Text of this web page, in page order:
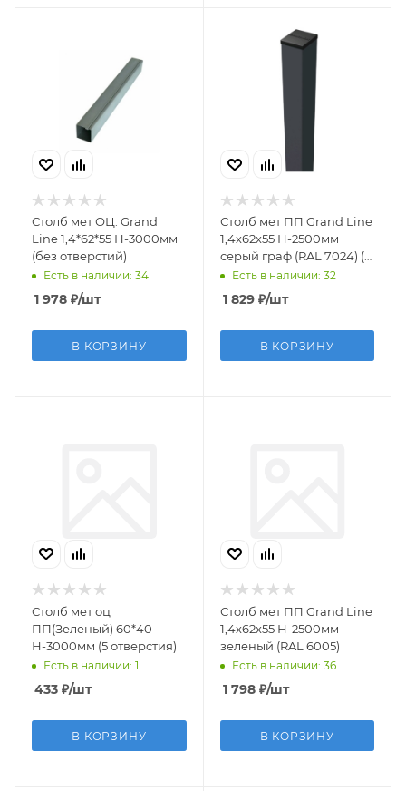
Столб мет ОЦ. Grand
Line 1,4*62*55 Н-3000мм
(без отверстий)
Есть в наличии: 34
1 978 ₽/шт
В КОРЗИНУ
Столб мет ПП Grand Line
1,4х62х55 Н-2500мм
серый граф (RAL 7024) (5
отв. для
панел.1,53/1,73/2,03)
Есть в наличии: 32
1 829₽/шт
В КОРЗИНУ
Столб мет оц
ПП(Зеленый) 60*40
Н-3000мм (5 отверстия)
Есть в наличии: 1
433 ₽/шт
В КОРЗИНУ
Столб мет ПП Grand Line
1,4х62х55 Н-2500мм
зеленый (RAL 6005)
Есть в наличии: 36
1 798₽/шт
В КОРЗИНУ